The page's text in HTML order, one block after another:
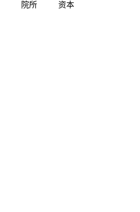
院所 资本